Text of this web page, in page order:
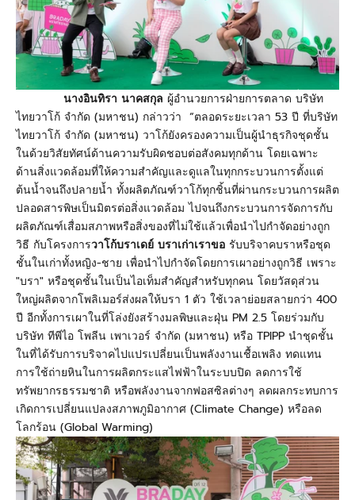
นางอินทิรา นาคสกุล ผู้อำนวยการฝ่ายการตลาด บริษัท
ไทยวาโก้ จำกัด (มหาชน) กล่าวว่า “ตลอดระยะเวลา 53 ปี ที่บริษัท
ไทยวาโก้ จำกัด (มหาชน) วาโก้ยังครองความเป็นผู้นำธุรกิจชุดชั้น
ในด้วยวิสัยทัศน์ด้านความรับผิดชอบต่อสังคมทุกด้าน โดยเฉพาะ
ด้านสิ่งแวดล้อมที่ให้ความสำคัญและดูแลในทุกกระบวนการตั้งแต่
ต้นน้ำจนถึงปลายน้ำ ทั้งผลิตภัณฑ์วาโก้ทุกชิ้นที่ผ่านกระบวนการผลิต
ปลอดสารพิษเป็นมิตรต่อสิ่งแวดล้อม ไปจนถึงกระบวนการจัดการกับ
ผลิตภัณฑ์เสื่อมสภาพหรือสิ่งของที่ไม่ใช้แล้วเพื่อนำไปกำจัดอย่างถูก
วิธี กับโครงการวาโก้บราเดย์ บราเก่าเราขอ รับบริจาคบราหรือชุด
ชั้นในเก่าทั้งหญิง-ชาย เพื่อนำไปกำจัดโดยการเผาอย่างถูกวิธี เพราะ
"บรา" หรือชุดชั้นในเป็นไอเท็มสำคัญสำหรับทุกคน โดยวัสดุส่วน
ใหญ่ผลิตจากโพลิเมอร์ส่งผลให้บรา 1 ตัว ใช้เวลาย่อยสลายกว่า 400
ปี อีกทั้งการเผาในที่โล่งยังสร้างมลพิษและฝุ่น PM 2.5 โดยร่วมกับ
บริษัท ทีพีไอ โพลีน เพาเวอร์ จำกัด (มหาชน) หรือ TPIPP นำชุดชั้น
ในที่ได้รับการบริจาคไปแปรเปลี่ยนเป็นพลังงานเชื้อเพลิง ทดแทน
การใช้ถ่ายหินในการผลิตกระแสไฟฟ้าในระบบปิด ลดการใช้
ทรัพยากรธรรมชาติ หรือพลังงานจากฟอสซิลต่างๆ ลดผลกระทบการ
เกิดการเปลี่ยนแปลงสภาพภูมิอากาศ (Climate Change) หรือลด
โลกร้อน (Global Warming)